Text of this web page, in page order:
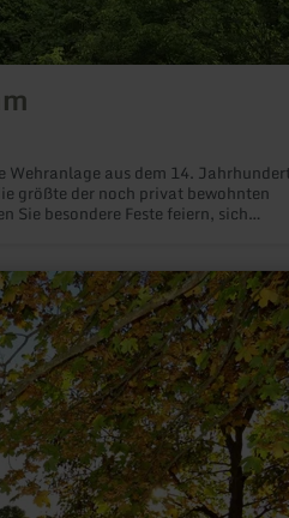
aus dem 14.
größte der noch privat bewohnten
Sie besondere Feste feiern, sich
Sektempfang geben und vieles